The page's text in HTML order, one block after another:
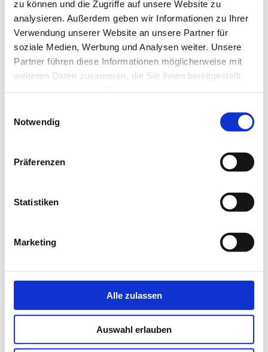
zu können und die Zugriffe auf unsere Website zu
analysieren. Außerdem geben wir Informationen zu Ihrer
Verwendung unserer Website an unsere Partner für
soziale Medien, Werbung und Analysen weiter. Unsere
Partner führen diese Informationen möglicherweise mit
weiteren Daten zusammen, die Sie ihnen bereitgestellt
Notwendig
Präferenzen
Statistiken
Marketing
Alle zulassen
Auswahl erlauben
Erlebe individuell abgestimmte Gesichtsbehandlungen für jede
Erfahre mehr